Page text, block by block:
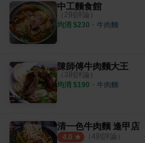
中工麵食館
（ 2則評論）
均消 $230 ・ 牛肉麵
陳師傅牛肉麵大王
（ 3則評論）
均消 $190 ・ 牛肉麵
清一色牛肉麵 逢甲店
4.0 （ 4則評論）